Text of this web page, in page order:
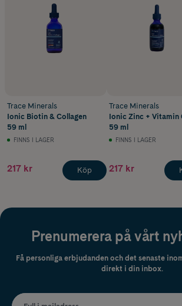
Trace Minerals
Ionic Biotin & Collagen
59 ml
FINNS I LAGER
217 kr Köp
Trace Minerals
Ionic Zinc + Vitamin
59 ml
FINNS I LAGER
217 kr
Prenumerera på vårt
Få personliga erbjudanden och det senaste
direkt i din inbox.